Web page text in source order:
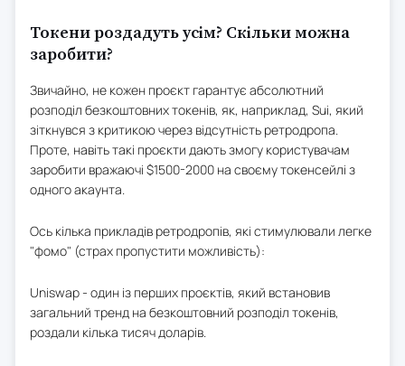
Токени роздадуть усім? Скільки можна
заробити?
Звичайно, не кожен проєкт гарантує абсолютний
розподіл безкоштовних токенів, як, наприклад, Sui, який
зіткнувся з критикою через відсутність ретродропа.
Проте, навіть такі проєкти дають змогу користувачам
заробити вражаючі $1500-2000 на своєму токенсейлі з
одного акаунта.
Ось кілька прикладів ретродропів, які стимулювали легке
"фомо" (страх пропустити можливість):
Uniswap - один із перших проєктів, який встановив
загальний тренд на безкоштовний розподіл токенів,
роздали кілька тисяч доларів.